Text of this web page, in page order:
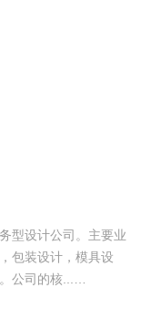
型设计公司。主要业
包装设计，模具设
公司的核...